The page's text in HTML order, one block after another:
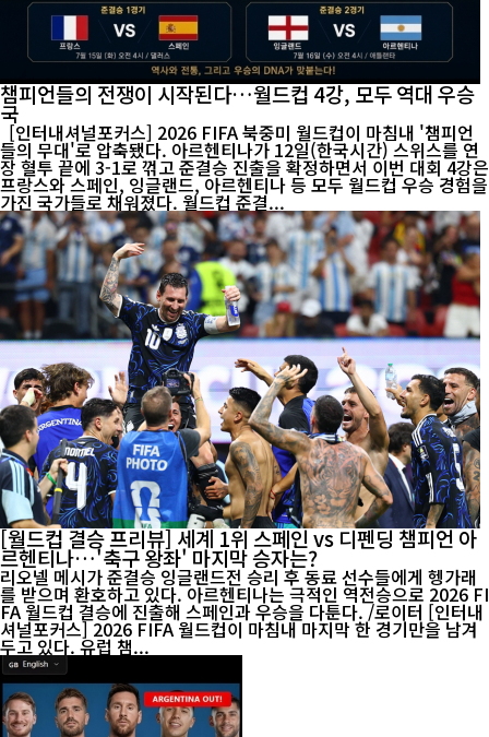
챔피언들의 전쟁이 시작된다…월드컵 4강, 모두 역대 우승
국
[인터내셔널포커스] 2026 FIFA 북중미 월드컵이 마침내 '챔피언
들의 무대'로 압축됐다. 아르헨티나가 12일(한국시간) 스위스를 연
장 혈투 끝에 3-1로 꺾고 준결승 진출을 확정하면서 이번 대회 4강은
프랑스와 스페인, 잉글랜드, 아르헨티나 등 모두 월드컵 우승 경험을
가진 국가들로 채워졌다. 월드컵 준결...
[월드컵 결승 프리뷰] 세계 1위 스페인 vs 디펜딩 챔피언 아
르헨티나…'축구 왕좌' 마지막 승자는?
리오넬 메시가 준결승 잉글랜드전 승리 후 동료 선수들에게 헹가래
를 받으며 환호하고 있다. 아르헨티나는 극적인 역전승으로 2026 FI
FA 월드컵 결승에 진출해 스페인과 우승을 다툰다. /로이터 [인터내
셔널포커스] 2026 FIFA 월드컵이 마침내 마지막 한 경기만을 남겨
두고 있다. 유럽 챔...